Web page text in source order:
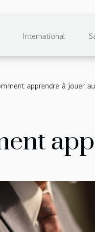
International
apprendre à jouer